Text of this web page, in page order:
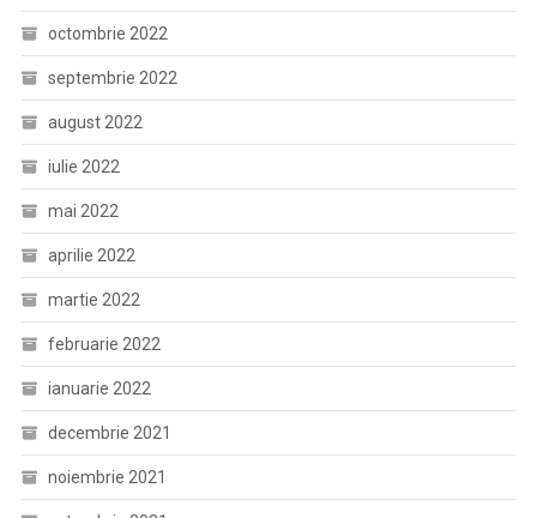
octombrie 2022
septembrie 2022
august 2022
iulie 2022
mai 2022
aprilie 2022
martie 2022
februarie 2022
ianuarie 2022
decembrie 2021
noiembrie 2021